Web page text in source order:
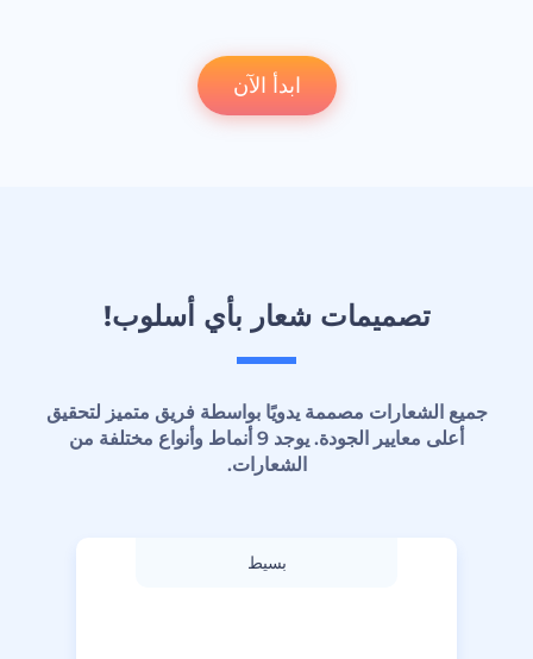
ابدأ الآن
تصميمات شعار بأي أسلوب!
جميع الشعارات مصممة يدويًا بواسطة فريق متميز لتحقيق
أعلى معايير الجودة. يوجد 9 أنماط وأنواع مختلفة من
الشعارات.
بسيط